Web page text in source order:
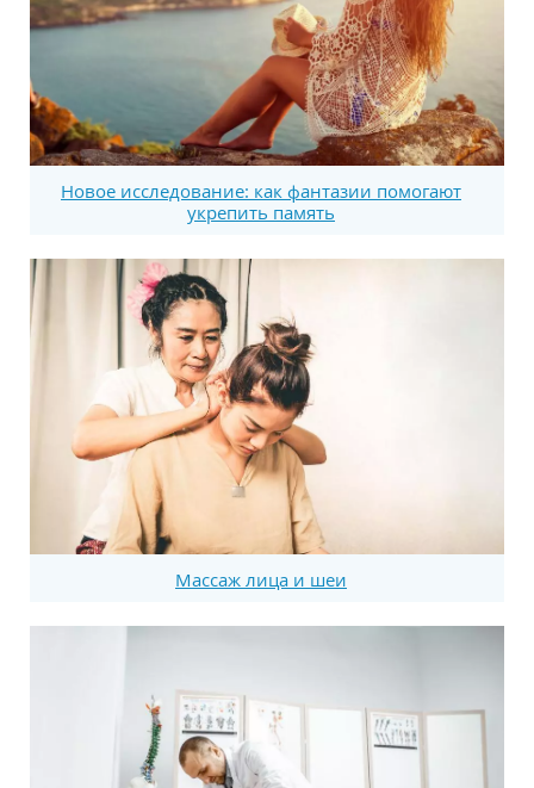
Новое исследование: как фантазии помогают
укрепить память
Массаж лица и шеи